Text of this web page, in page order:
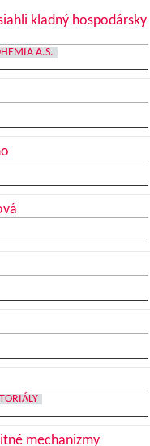
kladný hospodársky
A.S.
mechanizmy